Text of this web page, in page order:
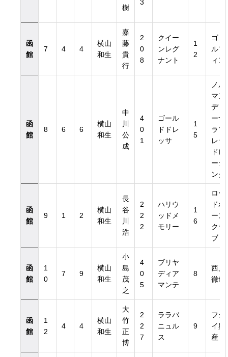
樹
3
函
館
7 4 4
横山
和生
嘉
藤
貴
行
2
0
8
クイー
ンレグ
ナント
1
2
ゴド
ルフ
ィン
函
館
8 6 6
横山
和生
中
川
公
成
4
0
1
ゴール
ドドレ
ッサ
1
5
ノル
マン
ディ
ーサ
ラブ
レッ
ドレ
ーシ
ング
函
館
9 1 2
横山
和生
長
谷
川
浩
2
2
2
ハリウ
ッドメ
モリー
1
6
ロー
ドホ
ース
クラ
ブ
函
館
1
0
7 9
横山
和生
小
島
茂
之
4
0
5
ブリヤ
ディア
マンテ
8
西見
徹也
函
館
1
2
4 4
横山
和生
大
竹
正
博
2
2
7
ララバ
ニュル
ス
9
フジ
イ興
産